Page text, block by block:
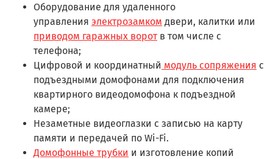
Оборудование для удаленного
управления электрозамком двери, калитки или
приводом гаражных воротв том числе с
телефона;
Цифровой и координатный модуль сопряжения с
подъездными домофонами для подключения
квартирного видеодомофона к подъездной
камере;
Незаметные видеоглазки с записью на карту
памяти и передачей по Wi-Fi.
Домофонные трубки и изготовление копий